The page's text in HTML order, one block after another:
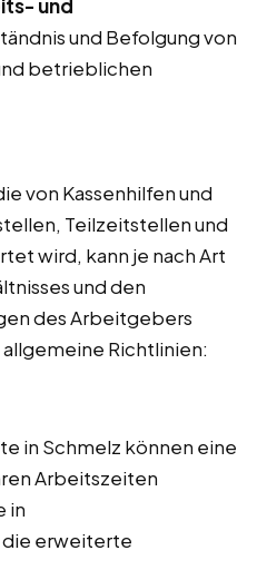
und
und Befolgung von
betrieblichen
von Kassenhilfen und
Teilzeitstellen und
wird, kann je nach Art
und den
des Arbeitgebers
Richtlinien:
in Schmelz können eine
Arbeitszeiten
in
erweiterte